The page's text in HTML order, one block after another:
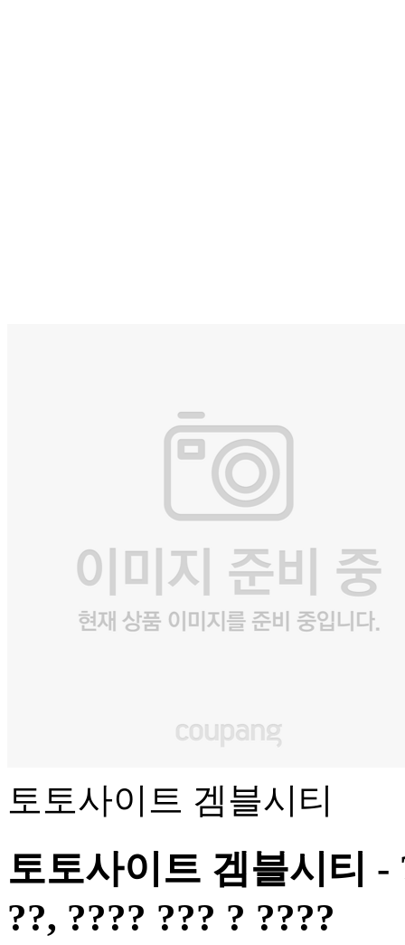
토토사이트 겜블시티
토토사이트 겜블시티 -
??, ???? ??? ? ????